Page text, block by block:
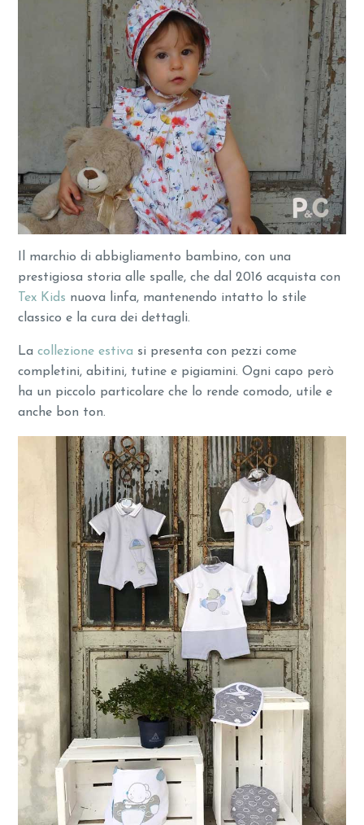
Il marchio di abbigliamento bambino, con una
prestigiosa storia alle spalle, che dal 2016 acquista con
Tex Kids nuova linfa, mantenendo intatto lo stile
classico e la cura dei dettagli.
Lacollezione estiva si presenta con pezzi come
completini, abitini, tutine e pigiamini. Ogni capo però
ha un piccolo particolare che lo rende comodo, utile e
anche bon ton.